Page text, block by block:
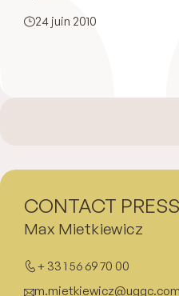
24 juin 2010
Max Mietkiewicz
+ 33 1 56 69 70 00
m.mietkiewicz@uggc.com
CONTACT